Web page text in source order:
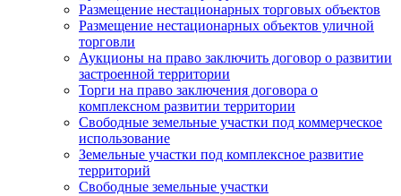
Размещение нестационарных торговых объектов
Размещение нестационарных объектов уличной
торговли
Аукционы на право заключить договор о развитии
застроенной территории
Торги на право заключения договора о
комплексном развитии территории
Свободные земельные участки под коммерческое
использование
Земельные участки под комплексное развитие
территорий
Свободные земельные участки